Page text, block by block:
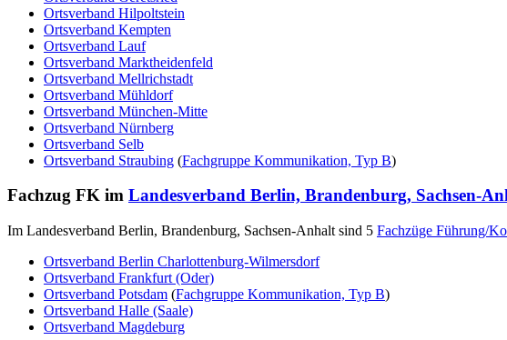
Ortsverband Hilpoltstein
Ortsverband Kempten
Ortsverband Lauf
Ortsverband Marktheidenfeld
Ortsverband Mellrichstadt
Ortsverband Mühldorf
Ortsverband München-Mitte
Ortsverband Nürnberg
Ortsverband Selb
Ortsverband Straubing (Fachgruppe Kommunikation, Typ B)
Fachzug FK im Landesverband Berlin, Brandenburg, Sachsen-
Im Landesverband Berlin, Brandenburg, Sachsen-Anhalt sind 5 Fachzüge Führung/
Ortsverband Berlin Charlottenburg-Wilmersdorf
Ortsverband Frankfurt (Oder)
Ortsverband Potsdam (Fachgruppe Kommunikation, Typ B)
Ortsverband Halle (Saale)
Ortsverband Magdeburg